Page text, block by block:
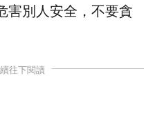
害別人安全，不要貪
往下閱讀